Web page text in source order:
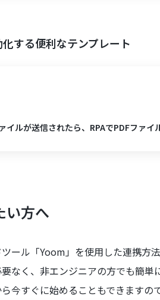
する便利なテンプレート
イルが送信されたら、RPAでPDFフ
い方へ
ール「Yoom」を使用した連携方
なく、非エンジニアの方でも簡単
今すぐに始めることもできますの